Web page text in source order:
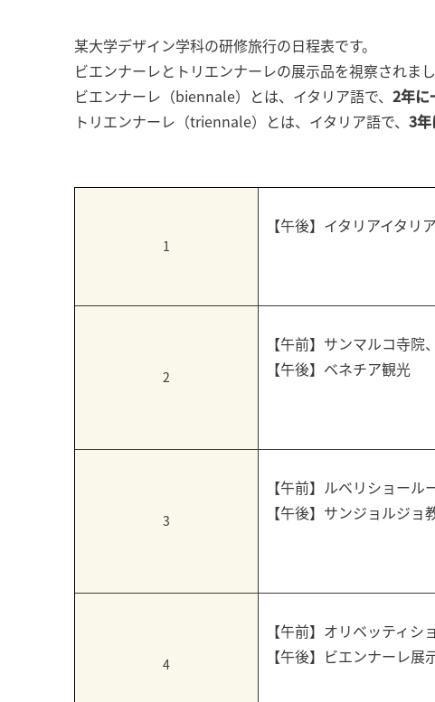
某大学デザイン学科の研修旅行の日程表です。
ビエンナーレとトリエンナーレの展示品を視察されまし
ビエンナーレ（biennale）とは、イタリア語で、 2年に
トリエンナーレ（triennale）とは、イタリア語で、 3
1
【午後】イタリアイタ
2
【午前】サンマルコ寺院
【午後】ベネチア観光
3
【午前】ルベリショール
【午後】サンジョルジョ
4
【午前】オリベッティシ
【午後】ビエンナーレ展